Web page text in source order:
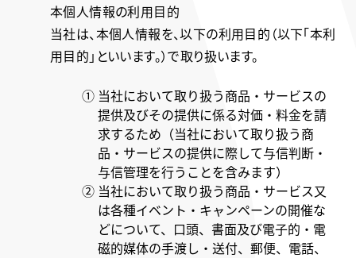
本個人情報の利用目的
当社は、本個人情報を、以下の利用目的（以下「本利
用目的」といいます。）で取り扱います。
① 当社において取り扱う商品・サービスの
提供及びその提供に係る対価・料金を請
求するため（当社において取り扱う商
品・サービスの提供に際して与信判断・
与信管理を行うことを含みます）
② 当社において取り扱う商品・サービス又
は各種イベント・キャンペーンの開催な
どについて、口頭、書面及び電子的・電
磁的媒体の手渡し・送付、郵便、電話、